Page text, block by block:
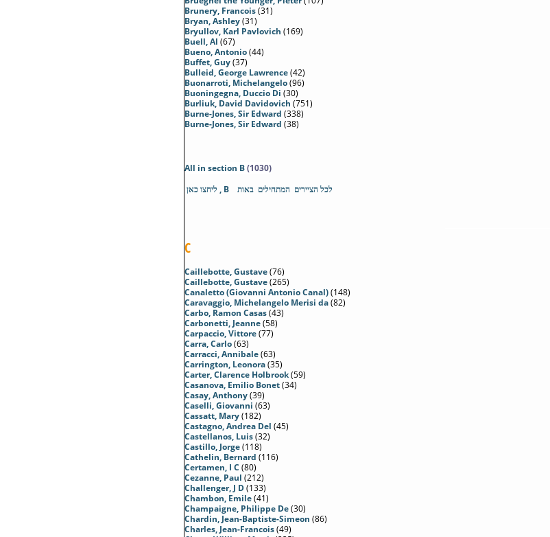
Brunery, Francois(31)
Bryan, Ashley(31)
Bryullov, Karl Pavlovich (169)
Buell, Al (67)
Bueno, Antonio(44)
Buffet, Guy(37)
Bulleid, George Lawrence(42)
Buonarroti, Michelangelo(96)
Buoningegna, Duccio Di (30)
Burliuk, David Davidovich (751)
Burne-Jones, Sir Edward (338)
Burne-Jones, Sir Edward (38)
All in section B(1030)
לכל הציירים המתחילים באות B , ליחצו כאן
C
Caillebotte, Gustave(76)
Caillebotte, Gustave(265)
Canaletto (Giovanni Antonio Canal)(148)
Caravaggio, Michelangelo Merisi da(82)
Carbo, Ramon Casas(43)
Carbonetti, Jeanne(58)
Carpaccio, Vittore(77)
Carra, Carlo(63)
Carracci, Annibale(63)
Carrington, Leonora(35)
Carter, Clarence Holbrook(59)
Casanova, Emilio Bonet(34)
Casay, Anthony(39)
Caselli, Giovanni (63)
Cassatt, Mary(182)
Castagno, Andrea Del (45)
Castellanos, Luis(32)
Castillo, Jorge(118)
Cathelin, Bernard (116)
Certamen, I C (80)
Cezanne, Paul (212)
Challenger, J D(133)
Chambon, Emile(41)
Champaigne, Philippe De(30)
Chardin, Jean-Baptiste-Simeon (86)
Charles, Jean-Francois(49)